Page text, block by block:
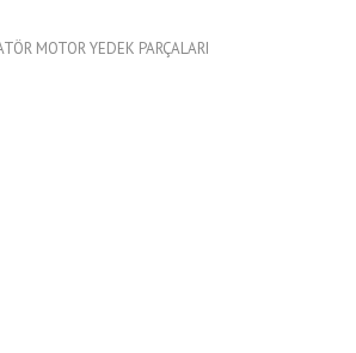
MOTOR YEDEK PARÇALARI